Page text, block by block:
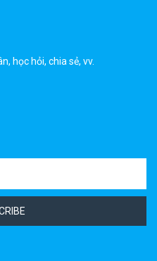
học hỏi, chia sẻ, vv.